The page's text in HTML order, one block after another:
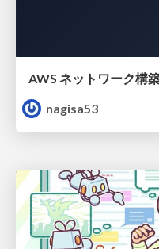
nagisa53